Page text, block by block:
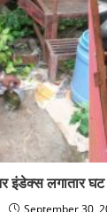
लगातार घट